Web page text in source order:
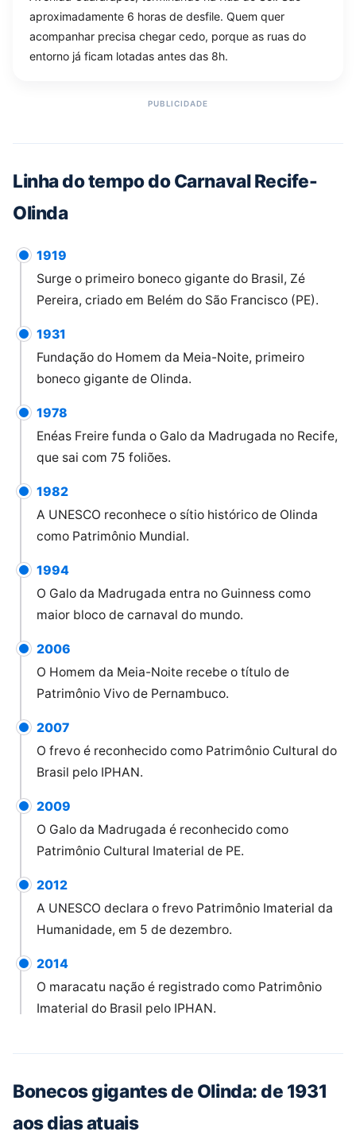
aproximadamente 6 horas de desfile. Quem quer
acompanhar precisa chegar cedo, porque as ruas do
entorno já ficam lotadas antes das 8h.
Linha do tempo do Carnaval Recife-
Olinda
1919
Surge o primeiro boneco gigante do Brasil, Zé
Pereira, criado em Belém do São Francisco (PE).
1931
Fundação do Homem da Meia-Noite, primeiro
boneco gigante de Olinda.
1978
Enéas Freire funda o Galo da Madrugada no Recife,
que sai com 75 foliões.
1982
A UNESCO reconhece o sítio histórico de Olinda
como Patrimônio Mundial.
1994
O Galo da Madrugada entra no Guinness como
maior bloco de carnaval do mundo.
2006
O Homem da Meia-Noite recebe o título de
Patrimônio Vivo de Pernambuco.
2007
O frevo é reconhecido como Patrimônio Cultural do
Brasil pelo IPHAN.
2009
O Galo da Madrugada é reconhecido como
Patrimônio Cultural Imaterial de PE.
2012
A UNESCO declara o frevo Patrimônio Imaterial da
Humanidade, em 5 de dezembro.
2014
O maracatu nação é registrado como Patrimônio
Imaterial do Brasil pelo IPHAN.
Bonecos gigantes de Olinda: de 1931
aos dias atuais